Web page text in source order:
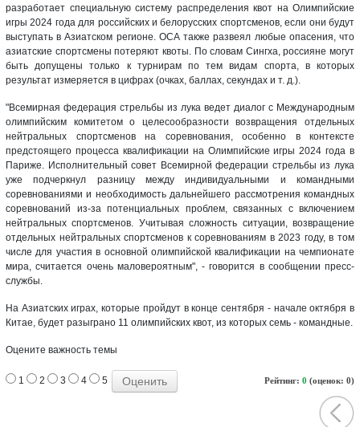
разработает специальную систему распределения квот на Олимпийские
игры 2024 года для российских и белорусских спортсменов, если они будут
выступать в Азиатском регионе. ОСА также развеял любые опасения, что
азиатские спортсмены потеряют квоты. По словам Сингха, россияне могут
быть допущены только к турнирам по тем видам спорта, в которых
результат измеряется в цифрах (очках, баллах, секундах и т. д.).
"Всемирная федерация стрельбы из лука ведет диалог с Международным
олимпийским комитетом о целесообразности возвращения отдельных
нейтральных спортсменов на соревнования, особенно в контексте
предстоящего процесса квалификации на Олимпийские игры 2024 года в
Париже. Исполнительный совет Всемирной федерации стрельбы из лука
уже подчеркнул разницу между индивидуальными и командными
соревнованиями и необходимость дальнейшего рассмотрения командных
соревнований из-за потенциальных проблем, связанных с включением
нейтральных спортсменов. Учитывая сложность ситуации, возвращение
отдельных нейтральных спортсменов к соревнованиям в 2023 году, в том
числе для участия в основной олимпийской квалификации на чемпионате
мира, считается очень маловероятным", - говорится в сообщении пресс-
службы.
На Азиатских играх, которые пройдут в конце сентября - начале октября в
Китае, будет разыграно 11 олимпийских квот, из которых семь - командные.
Оцените важность темы
Рейтинг: 0 (оценок: 0)
1 2 3 4 5